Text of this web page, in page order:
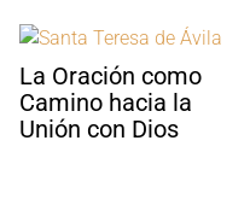
La Oración como
Camino hacia la
Unión con Dios